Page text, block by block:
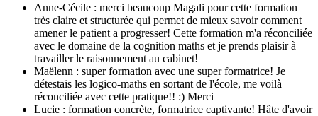
Anne-Cécile : merci beaucoup Magali pour cette formation
très claire et structurée qui permet de mieux savoir comment
amener le patient a progresser! Cette formation m'a réconciliée
avec le domaine de la cognition maths et je prends plaisir à
travailler le raisonnement au cabinet!
Maëlenn : super formation avec une super formatrice! Je
détestais les logico-maths en sortant de l'école, me voilà
réconciliée avec cette pratique!! :) Merci
Lucie : formation concrète, formatrice captivante! Hâte d'avoir